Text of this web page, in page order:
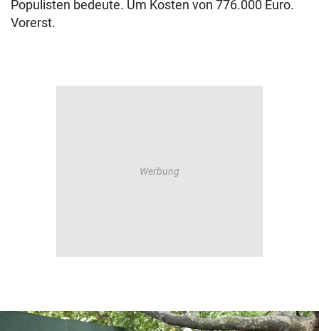
Populisten bedeute. Um Kosten von 776.000 Euro.
Vorerst.